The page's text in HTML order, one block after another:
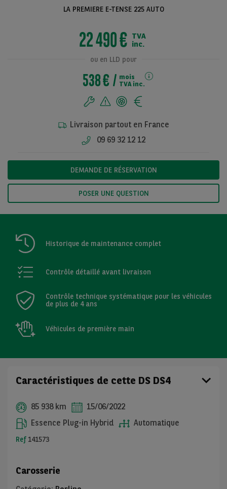
Voir toutes les
LA PREMIERE E-TENSE 225 AUTO
22 490 € TVA
inc.
ou en LLD pour
538 €
mois
TVA inc.
Livraison partout en France
09 69 32 12 12
DEMANDE DE RÉSERVATION
POSER UNE QUESTION
Historique de maintenance complet
Contrôle détaillé avant livraison
Contrôle technique systématique pour les véhicules
de plus de 4 ans
Véhicules de première main
Caractéristiques de cette DS DS4
85 938 km
15/06/2022
Essence Plug-in Hybrid
Automatique
Ref 141573
Carosserie